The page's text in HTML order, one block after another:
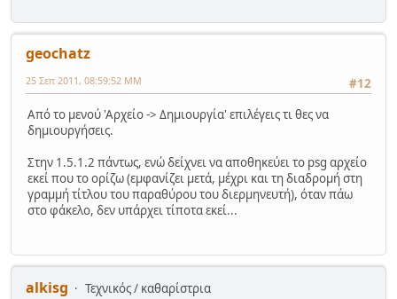
geochatz
#12
25 Σεπ 2011, 08:59:52 ΜΜ
Από το μενού 'Αρχείο -> Δημιουργία' επιλέγεις τι θες να
δημιουργήσεις.
Στην 1.5.1.2 πάντως, ενώ δείχνει να αποθηκεύει το psg αρχείο
εκεί που το ορίζω (εμφανίζει μετά, μέχρι και τη διαδρομή στη
γραμμή τίτλου του παραθύρου του διερμηνευτή), όταν πάω
στο φάκελο, δεν υπάρχει τίποτα εκεί...
alkisg
Τεχνικός / καθαρίστρια